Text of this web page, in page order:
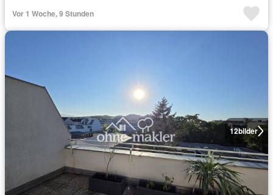
Vor 1 Woche, 9 Stunden
12bilder